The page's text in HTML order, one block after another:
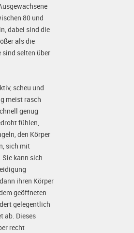
80 und
dabei sind die
als die
sind selten über
scheu und
meist rasch
genug
fühlen,
den Körper
sich mit
kann sich
ihren Körper
geöffneten
gelegentlich
ab. Dieses
recht